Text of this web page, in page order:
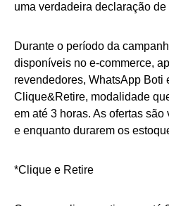
uma verdadeira declaração de
Durante o período da
disponíveis no e-commerce,
revendedores, WhatsApp Boti
Clique&Retire, modalidade
em até 3 horas. As ofertas
e enquanto durarem os
*Clique e Retire